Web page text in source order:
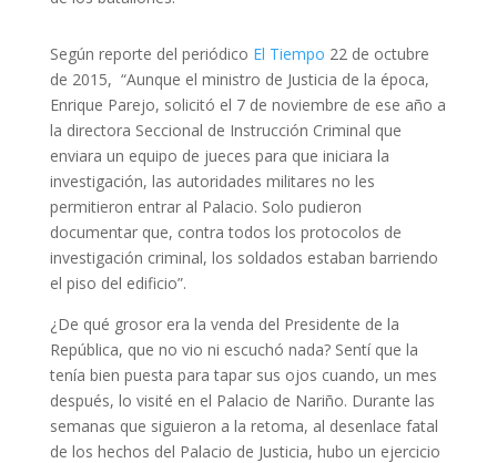
Según reporte del periódico El Tiempo 22 de octubre
de 2015, “Aunque el ministro de Justicia de la época,
Enrique Parejo, solicitó el 7 de noviembre de ese año a
la directora Seccional de Instrucción Criminal que
enviara un equipo de jueces para que iniciara la
investigación, las autoridades militares no les
permitieron entrar al Palacio. Solo pudieron
documentar que, contra todos los protocolos de
investigación criminal, los soldados estaban barriendo
el piso del edificio”.
¿De qué grosor era la venda del Presidente de la
República, que no vio ni escuchó nada? Sentí que la
tenía bien puesta para tapar sus ojos cuando, un mes
después, lo visité en el Palacio de Nariño. Durante las
semanas que siguieron a la retoma, al desenlace fatal
de los hechos del Palacio de Justicia, hubo un ejercicio